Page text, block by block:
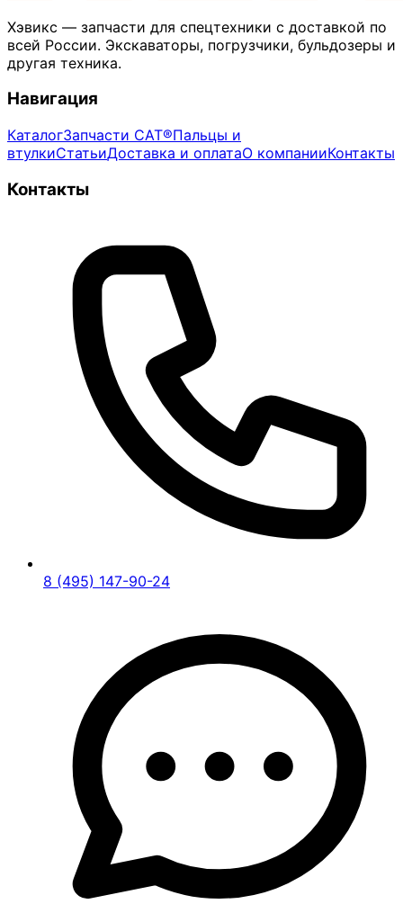
Хэвикс — запчасти для спецтехники с доставкой по
всей России. Экскаваторы, погрузчики, бульдозеры и
другая техника.
Навигация
КаталогЗапчасти CAT®Пальцы и
втулкиСтатьиДоставка и оплатаО компанииКонтакты
Контакты
8 (495) 147-90-24